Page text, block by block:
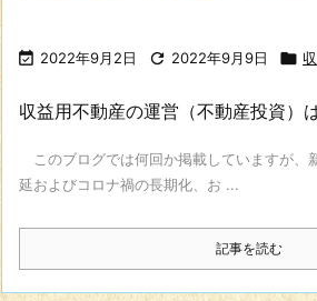
 2022年9月2日  2022年9月9日 
収益用不動産の運営（不動産投資）
このブログでは何回か掲載していますが、
延およびコロナ禍の長期化、お ...
記事を読む